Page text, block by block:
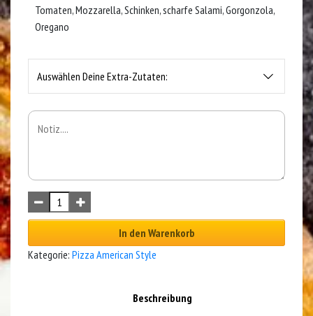
Tomaten, Mozzarella, Schinken, scharfe Salami, Gorgonzola,
Oregano
Auswählen Deine Extra-Zutaten:
In den Warenkorb
Kategorie: Pizza American Style
Beschreibung